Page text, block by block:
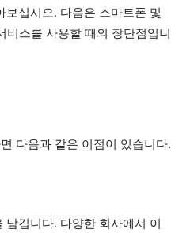
십시오. 다음은 스마트폰 및
비스를 사용할 때의 장단점입니
다음과 같은 이점이 있습니다.
깁니다. 다양한 회사에서 이